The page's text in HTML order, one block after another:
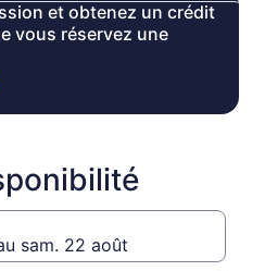
et obtenez un crédit
vous réservez une
sam. 22 août